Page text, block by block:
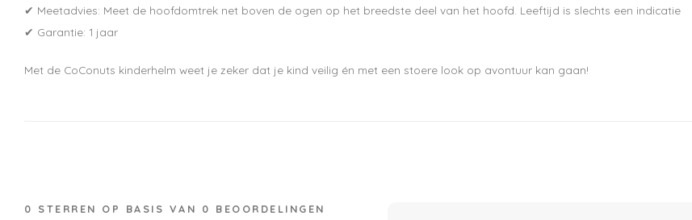
✔ Meetadvies: Meet de hoofdomtrek net boven de ogen op het breedste deel van het hoofd. Leeftijd is slechts een indicatie
✔ Garantie: 1 jaar
Met de CoConuts kinderhelm weet je zeker dat je kind veilig én met een stoere look op avontuur kan gaan!
0 STERREN OP BASIS VAN 0 BEOORDELINGEN